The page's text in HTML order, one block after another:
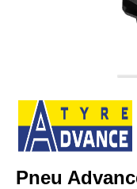
Pneu